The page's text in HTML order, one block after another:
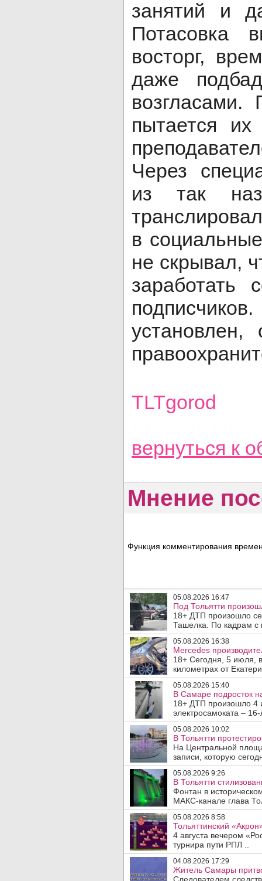
занятий и
Потасовка
восторг,
даже
пытается
Через
из так
в
не скрывал,
заработать
установлен,
TLTgorod
вернуться к
Мнение
Функция комментирования
05.08.2026 16:47
Под Тольятти
18+ ДТП произошло
Ташелка. По кадрам с
05.08.2026 16:38
Mercedes
18+ Сегодня, 5 июля,
километрах от
05.08.2026 15:40
В Самаре подросток
18+ ДТП произошло
электросамоката –
05.08.2026 10:02
В Тольятти
На Центральной
записи, которую
05.08.2026 9:26
В Тольятти
Фонтан в
МАКС-канале глава
05.08.2026 8:58
Тольяттинский
4 августа вечером
турнира пути РПЛ ..
04.08.2026 17:29
Житель Самары